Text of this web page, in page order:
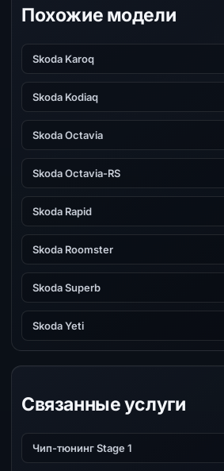
Похожие модели
Skoda Karoq
Skoda Kodiaq
Skoda Octavia
Skoda Octavia-RS
Skoda Rapid
Skoda Roomster
Skoda Superb
Skoda Yeti
Связанные услуги
Чип-тюнинг Stage 1